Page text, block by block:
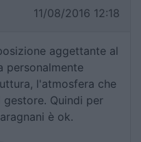
11/08/2016 12:18
aggettante al
personalmente
l'atmosfera che
Quindi per
è ok.